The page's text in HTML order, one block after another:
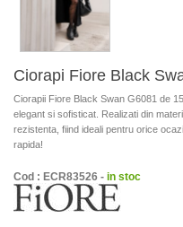
Ciorapi Fiore Black
Ciorapii Fiore Black Swan G6081 de
elegant si sofisticat. Realizati din
rezistenta, fiind ideali pentru orice
rapida!
Cod : ECR83526 - in stoc